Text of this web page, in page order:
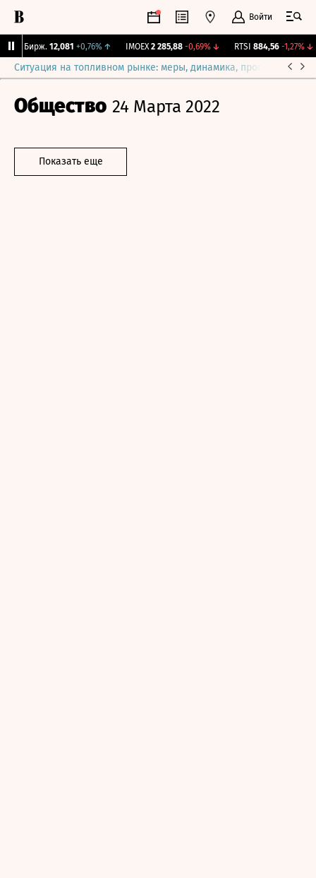
Войти
CNY Бирж. 12,081 +0,76%↑ IMOEX 2 285,88 -0,69%↓ RTSI 884,56 -1,27%↓
Ситуация на топливном рынке: меры, динамика, прогнозы
Общество 24 Марта 2022
Показать еще